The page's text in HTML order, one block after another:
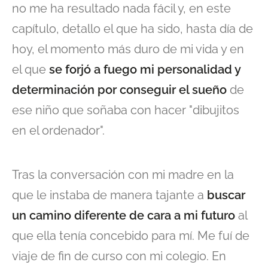
no me ha resultado nada fácil y, en este
capítulo, detallo el que ha sido, hasta día de
hoy, el momento más duro de mi vida y en
el que se forjó a fuego mi personalidad y
determinación por conseguir el sueño de
ese niño que soñaba con hacer "dibujitos
en el ordenador".
Tras la conversación con mi madre en la
que le instaba de manera tajante a buscar
un camino diferente de cara a mi futuro al
que ella tenía concebido para mí. Me fuí de
viaje de fin de curso con mi colegio. En